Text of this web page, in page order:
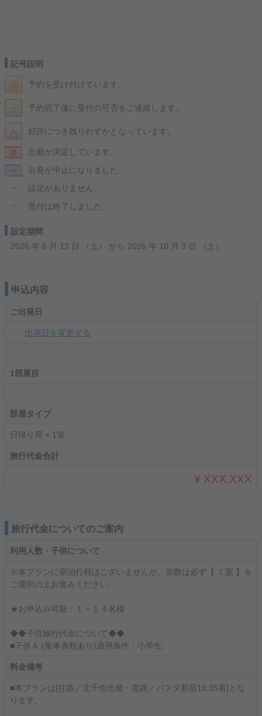
記号説明
◎ 予約を受け付けています。
決 出発が決定しています。
○ 予約完了後に受付の可否をご連絡します。
ー 出発が中止になりました。
△ 好評につき残りわずかとなっています。
ー 設定がありません。
× 受付は終了しました。
設定期間
2026 年 6 月 13 日 （土） から 2026 年 10 月 3 日 （土）
申込内容
ご出発日
出発日を変更する
1部屋目
部屋タイプ
日帰り用 × 1室
旅行代金合計
¥ XXX,XXX
旅行代金についてのご案内
利用人数・子供について
※本プランに宿泊行程はございませんが、室数は必ず【 １室 】を
ご選択の上お進みください
★お申込み可能：１～１４名様
◆◆子供旅行代金について◆◆
■子供Ａ (乗車券類あり)適用条件：小学生
料金備考
■本プランは[往路／北千住出発・復路／バスタ新宿19:35着]とな
ります。